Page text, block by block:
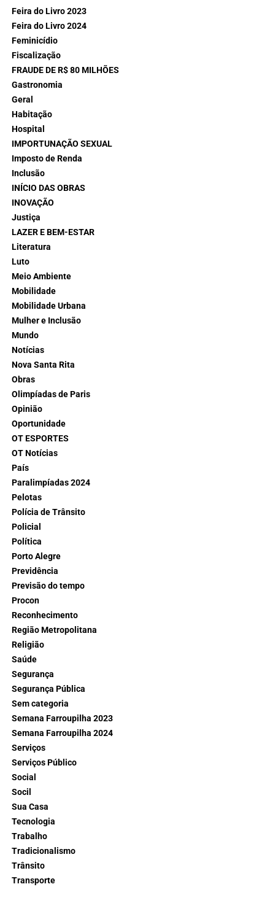
Feira do Livro 2023
Feira do Livro 2024
Feminicídio
Fiscalização
FRAUDE DE R$ 80 MILHÕES
Gastronomia
Geral
Habitação
Hospital
IMPORTUNAÇÃO SEXUAL
Imposto de Renda
Inclusão
INÍCIO DAS OBRAS
INOVAÇÃO
Justiça
LAZER E BEM-ESTAR
Literatura
Luto
Meio Ambiente
Mobilidade
Mobilidade Urbana
Mulher e Inclusão
Mundo
Notícias
Nova Santa Rita
Obras
Olimpíadas de Paris
Opinião
Oportunidade
OT ESPORTES
OT Notícias
País
Paralimpíadas 2024
Pelotas
Polícia de Trânsito
Policial
Política
Porto Alegre
Previdência
Previsão do tempo
Procon
Reconhecimento
Região Metropolitana
Religião
Saúde
Segurança
Segurança Pública
Sem categoria
Semana Farroupilha 2023
Semana Farroupilha 2024
Serviços
Serviços Público
Social
Socil
Sua Casa
Tecnologia
Trabalho
Tradicionalismo
Trânsito
Transporte